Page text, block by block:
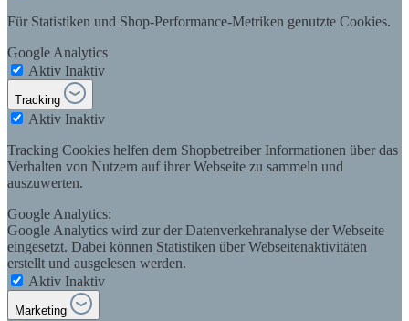
Für Statistiken und Shop-Performance-Metriken genutzte Cookies.
Google Analytics
Aktiv Inaktiv
Tracking
Aktiv Inaktiv
Tracking Cookies helfen dem Shopbetreiber Informationen über das
Verhalten von Nutzern auf ihrer Webseite zu sammeln und
auszuwerten.
Google Analytics:
Google Analytics wird zur der Datenverkehranalyse der Webseite
eingesetzt. Dabei können Statistiken über Webseitenaktivitäten
erstellt und ausgelesen werden.
Aktiv Inaktiv
Marketing